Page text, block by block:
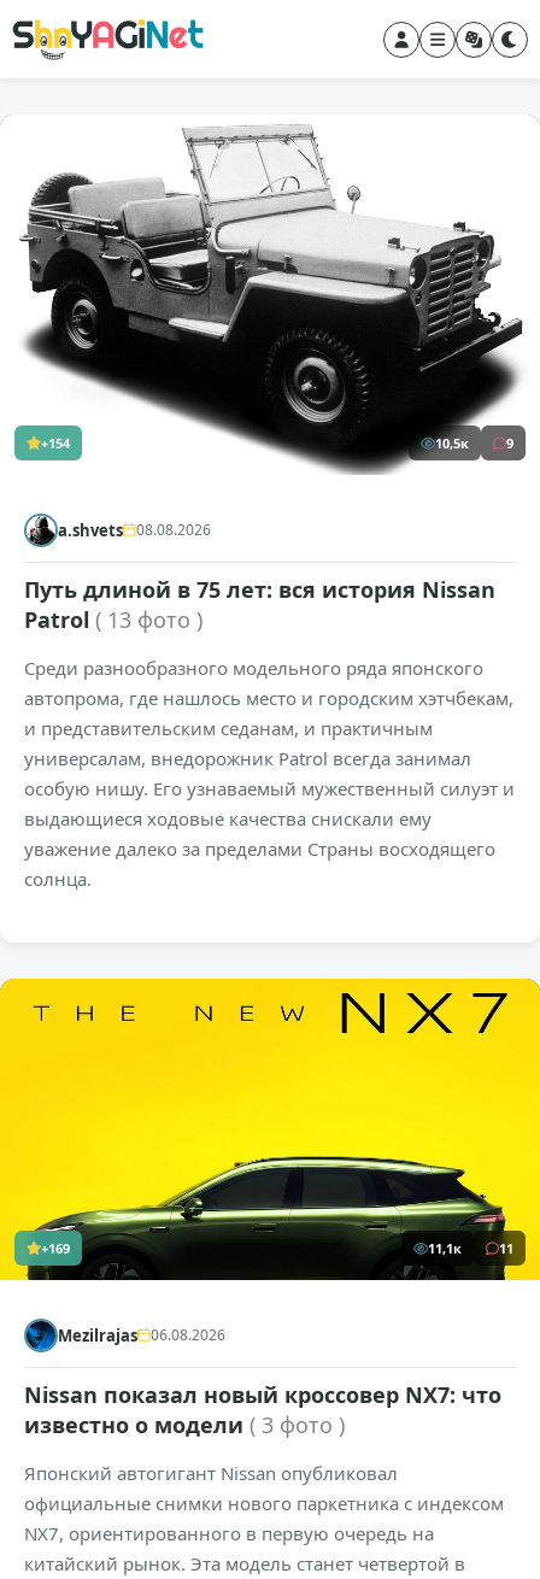
+154 10,5к 9
a.shvets 08.08.2026
Путь длиной в 75 лет: вся история Nissan
Patrol ( 13 фото )
Среди разнообразного модельного ряда японского
автопрома, где нашлось место и городским хэтчбекам,
и представительским седанам, и практичным
универсалам, внедорожник Patrol всегда занимал
особую нишу. Его узнаваемый мужественный силуэт и
выдающиеся ходовые качества снискали ему
уважение далеко за пределами Страны восходящего
солнца.
+169 11,1к 11
Mezilrajas 06.08.2026
Nissan показал новый кроссовер NX7: что
известно о модели ( 3 фото )
Японский автогигант Nissan опубликовал
официальные снимки нового паркетника с индексом
NX7, ориентированного в первую очередь на
китайский рынок. Эта модель станет четвертой в